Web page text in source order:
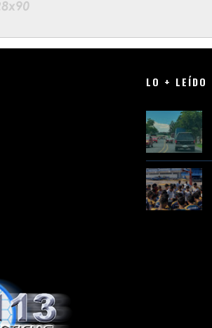
LO + LEÍDO